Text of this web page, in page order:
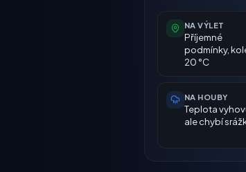
NA VÝLET
Příjemné
podmínky,
20 °C
NA HOUBY
Teplota
ale chybí